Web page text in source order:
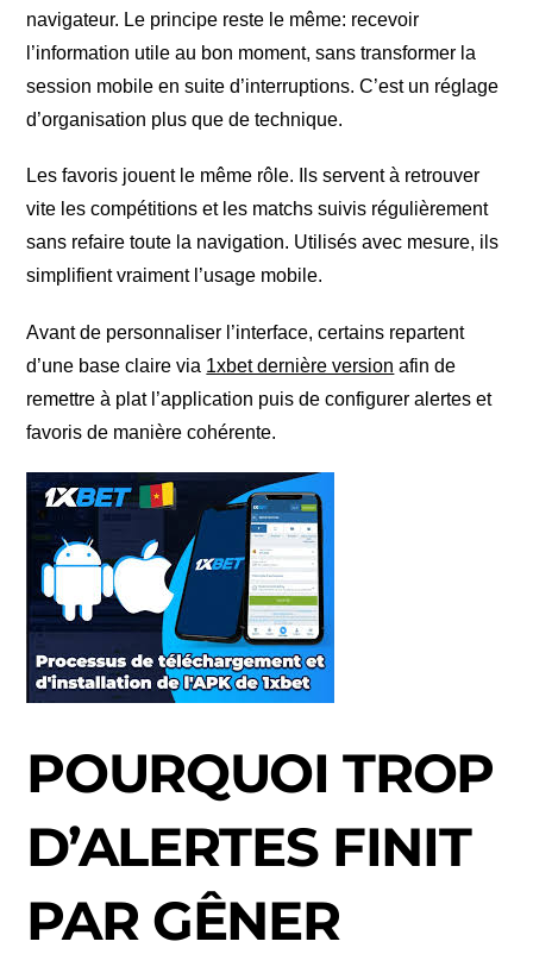
navigateur. Le principe reste le même: recevoir
l’information utile au bon moment, sans transformer la
session mobile en suite d’interruptions. C’est un réglage
d’organisation plus que de technique.
Les favoris jouent le même rôle. Ils servent à retrouver
vite les compétitions et les matchs suivis régulièrement
sans refaire toute la navigation. Utilisés avec mesure, ils
simplifient vraiment l’usage mobile.
Avant de personnaliser l’interface, certains repartent
d’une base claire via 1xbet dernière version afin de
remettre à plat l’application puis de configurer alertes et
favoris de manière cohérente.
POURQUOI TROP
D’ALERTES FINIT
PAR GÊNER